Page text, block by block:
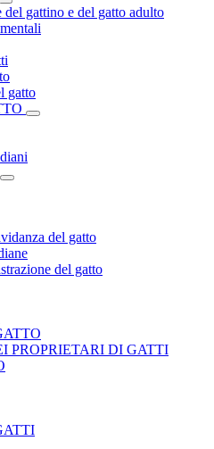
del gattino e del gatto adulto
gatto
del gatto
del gatto
PROPRIETARI DI GATTI